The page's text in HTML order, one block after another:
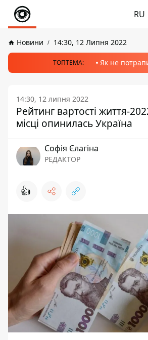
RU
Новини 14:30, 12 Липня 2022
ТОПТЕМА: Як не
14:30, 12 липня 2022
Рейтинг вартості життя-
місці опинилась Україна
Софія Єлагіна
РЕДАКТОР
👍